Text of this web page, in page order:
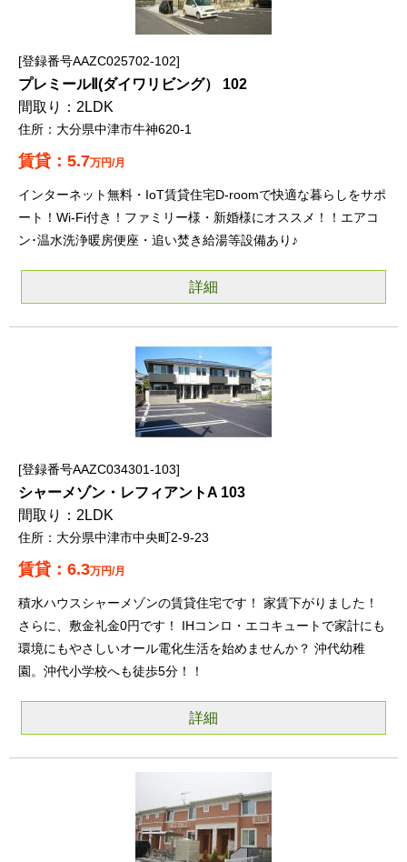
登録番号AAZC025702-102
プレミールⅡ(ダイワリビング） 102
2LDK
大分県中津市牛神620-1
5.7万円/月
インターネット無料・IoT賃貸住宅D-roomで快適な暮らしをサポ
ート！Wi-Fi付き！ファミリー様・新婚様にオススメ！！エアコ
ン･温水洗浄暖房便座・追い焚き給湯等設備あり♪
詳細
登録番号AAZC034301-103
シャーメゾン・レフィアントA 103
2LDK
大分県中津市中央町2-9-23
6.3万円/月
積水ハウスシャーメゾンの賃貸住宅です！ 家賃下がりました！
さらに、敷金礼金0円です！ IHコンロ・エコキュートで家計にも
環境にもやさしいオール電化生活を始めませんか？ 沖代幼稚
園。沖代小学校へも徒歩5分！！
詳細